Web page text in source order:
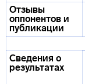
Отзывы
оппонентов и
публикации
Сведения о
результатах